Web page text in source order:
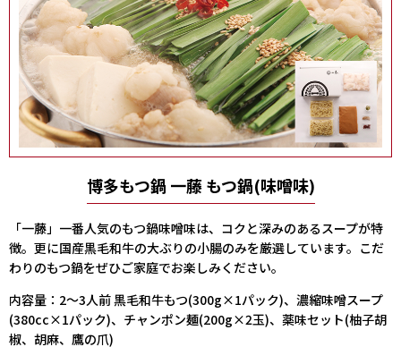
博多もつ鍋 一藤 もつ鍋(味噌味)
「一藤」一番人気のもつ鍋味噌味は、コクと深みのあるスープが特
徴。更に国産黒毛和牛の大ぶりの小腸のみを厳選しています。こだ
わりのもつ鍋をぜひご家庭でお楽しみください。
内容量：2～3人前 黒毛和牛もつ(300g×1パック)、濃縮味噌スープ
(380cc×1パック)、チャンポン麺(200g×2玉)、薬味セット(柚子胡
椒、胡麻、鷹の爪)